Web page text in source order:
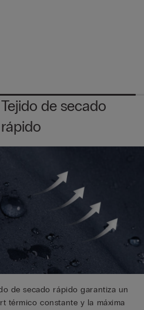
Tejido de secado
rápido
de secado rápido garantiza un
térmico constante y la máxima